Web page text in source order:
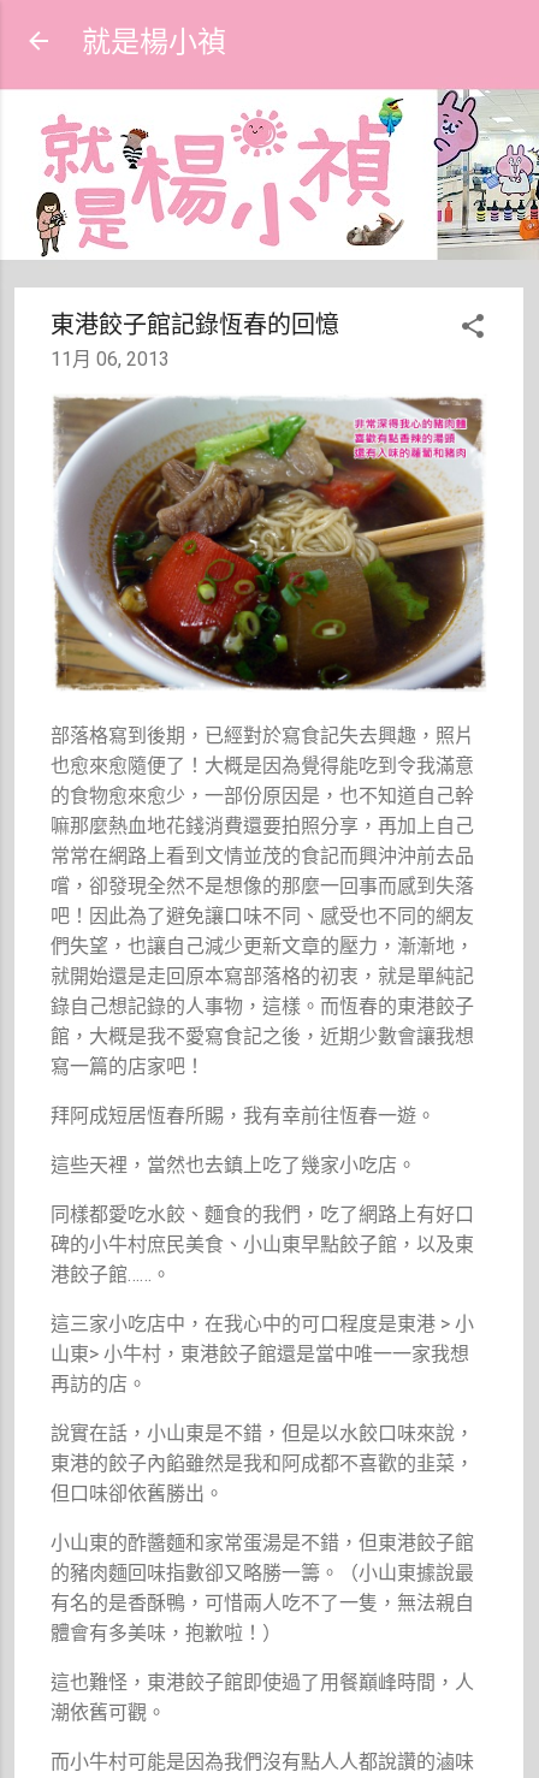
跳到主要內容
就是楊小禎
東港餃子館記錄恆春的回憶
11月 06, 2013
部落格寫到後期，已經對於寫食記失去興趣，照片
也愈來愈隨便了！大概是因為覺得能吃到令我滿意
的食物愈來愈少，一部份原因是，也不知道自己幹
嘛那麼熱血地花錢消費還要拍照分享，再加上自己
常常在網路上看到文情並茂的食記而興沖沖前去品
嚐，卻發現全然不是想像的那麼一回事而感到失落
吧！因此為了避免讓口味不同、感受也不同的網友
們失望，也讓自己減少更新文章的壓力，漸漸地，
就開始還是走回原本寫部落格的初衷，就是單純記
錄自己想記錄的人事物，這樣。而恆春的東港餃子
館，大概是我不愛寫食記之後，近期少數會讓我想
寫一篇的店家吧！
拜阿成短居恆春所賜，我有幸前往恆春一遊。
這些天裡，當然也去鎮上吃了幾家小吃店。
同樣都愛吃水餃、麵食的我們，吃了網路上有好口
碑的小牛村庶民美食、小山東早點餃子館，以及東
港餃子館……。
這三家小吃店中，在我心中的可口程度是東港 > 小
山東> 小牛村，東港餃子館還是當中唯一一家我想
再訪的店。
說實在話，小山東是不錯，但是以水餃口味來說，
東港的餃子內餡雖然是我和阿成都不喜歡的韭菜，
但口味卻依舊勝出。
小山東的酢醬麵和家常蛋湯是不錯，但東港餃子館
的豬肉麵回味指數卻又略勝一籌。（小山東據說最
有名的是香酥鴨，可惜兩人吃不了一隻，無法親自
體會有多美味，抱歉啦！）
這也難怪，東港餃子館即使過了用餐巔峰時間，人
潮依舊可觀。
而小牛村可能是因為我們沒有點人人都說讚的滷味